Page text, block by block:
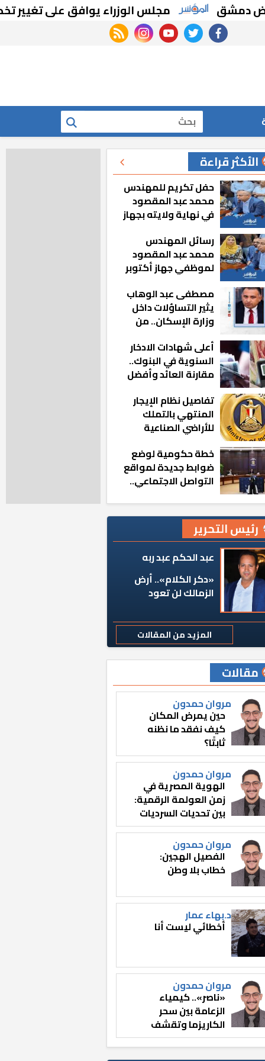
مجلس الوزراء يوافق على تغيير تخصيص
facebook
twitter
youtube
instagram
rss feed
بحث
الأكثر قراءة
حفل تكريم للمهندس
محمد عبد المقصود
في نهاية ولايته بجهاز
رسائل المهندس
محمد عبد المقصود
لموظفي جهاز أكتوبر
مشيت والمدينة
رجعت للخلف»
مصطفى عبد الوهاب
يثير التساؤلات داخل
وزارة الإسكان.. من
المناصب؟
أعلى شهادات الادخار
السنوية في البنوك..
مقارنة العائد وأفضل
تفاصيل نظام الإيجار
المنتهي بالتملك
للأراضي الصناعية
خطة حكومية لوضع
ضوابط جديدة لمواقع
التواصل الاجتماعي..
رئيس التحرير
عبد الحكم عبد ربه
«دكر الكلام».. أرض
الزمالك لن تعود
المزيد من المقالات
مقالات
مروان حمدون
حين يمرض المكان
كيف نفقد ما نظنه
ثابتًا؟
مروان حمدون
الهوية المصرية في
زمن العولمة الرقمية:
بين تحديات السرديات
وصناعة الوعي
مروان حمدون
الفصيل الهجين:
خطاب بلا وطن
د.بهاء عمار
أخطائي ليست أنا
مروان حمدون
«ناصر».. كيمياء
الزعامة بين سحر
الكاريزما وتقشف
الثائر